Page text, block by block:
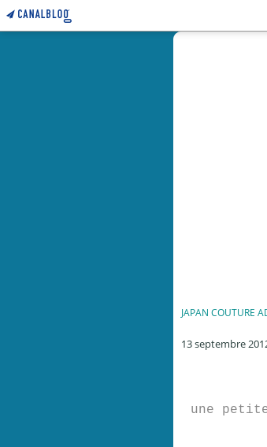
JAPAN COUTURE
13 septembre
une